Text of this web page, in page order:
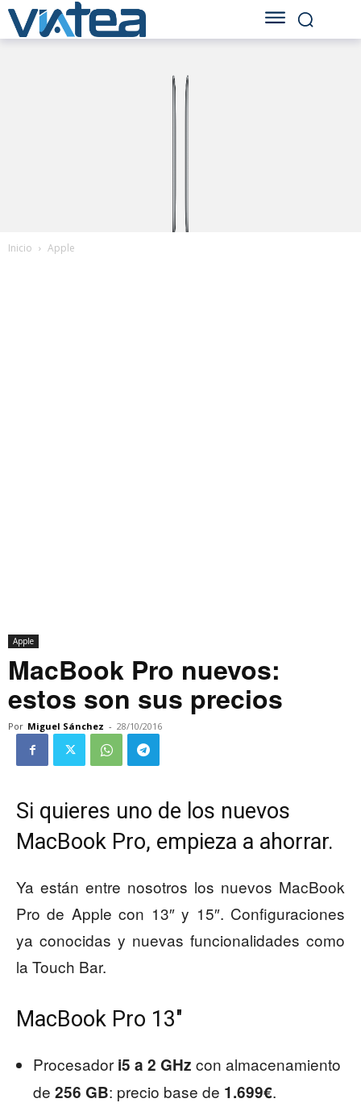
Inicio Apple
Apple
MacBook Pro nuevos:
estos son sus precios
Por Miguel Sánchez - 28/10/2016
Si quieres uno de los nuevos
MacBook Pro, empieza a ahorrar.
Ya están entre nosotros los nuevos MacBook
Pro de Apple con 13″ y 15″. Configuraciones
ya conocidas y nuevas funcionalidades como
la Touch Bar.
MacBook Pro 13″
Procesador i5 a 2 GHz con almacenamiento
de 256 GB: precio base de 1.699€.